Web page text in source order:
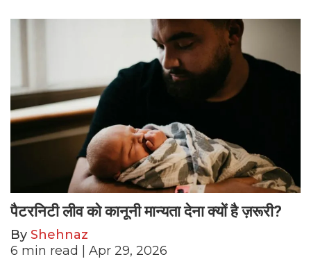
पैटरनिटी लीव को कानूनी मान्यता देना क्यों है ज़रूरी?
By Shehnaz
6 min read | Apr 29, 2026